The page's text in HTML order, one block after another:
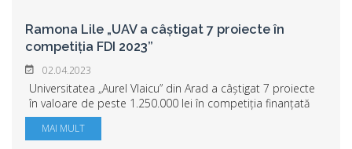
Ramona Lile „UAV a câștigat 7 proiecte în
competiția FDI 2023”
02.04.2023
Universitatea „Aurel Vlaicu” din Arad a câștigat 7 proiecte
în valoare de peste 1.250.000 lei în competiția finanțată
de Fondul de Dezvoltare Instituțională. Evaluarea și
selecția proiectelor a fost c...
MAI MULT